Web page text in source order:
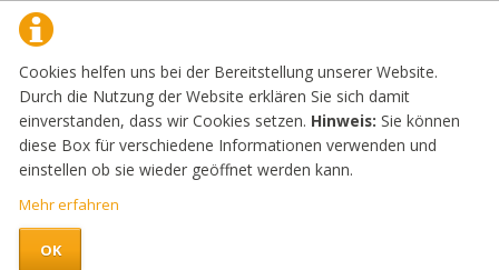
Cookies helfen uns bei der Bereitstellung unserer Website.
Durch die Nutzung der Website erklären Sie sich damit
einverstanden, dass wir Cookies setzen. Hinweis: Sie können
diese Box für verschiedene Informationen verwenden und
einstellen ob sie wieder geöffnet werden kann.
Mehr erfahren
OK